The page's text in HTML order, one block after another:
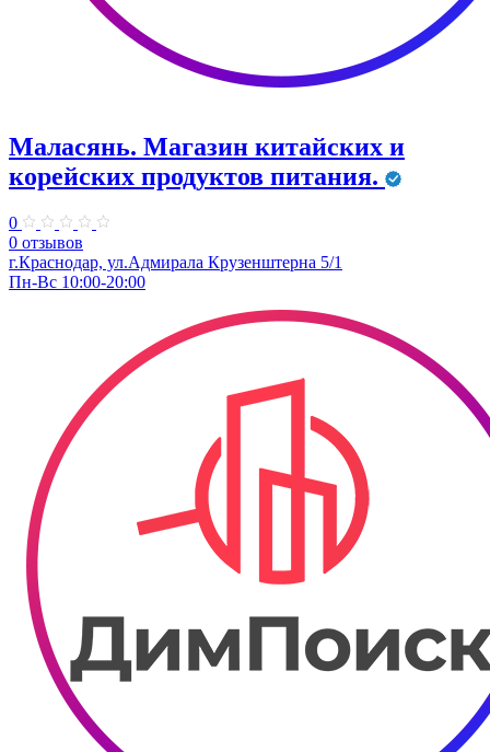
Маласянь. ​Магазин китайских и
корейских продуктов питания.
0
0 отзывов
г.Краснодар, ул.Адмирала Крузенштерна 5/1
Пн-Вс 10:00-20:00